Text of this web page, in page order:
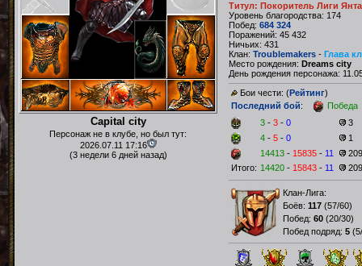
Capital city
Персонаж не в клубе, но был тут:
2026.07.11 17:16
(3 недели 6 дней назад)
Титул: Покоритель Лиги
Уровень благородства: 174
Побед: 684 324
Поражений: 45 432
Ничьих: 431
Клан: Troublemakers - Глава
Место рождения: Dreams city
День рождения персонажа:
Бои чести: (Рейтинг)
Последний бой:
Победа
3 - 3 - 0
3
4 - 5 - 0
1
14413 - 15835 - 11
Итого: 14420 - 15843 - 11
Клан-Лига:
Боёв: 117 (57/60)
Побед: 60 (20/30)
Побед подряд: 5 (